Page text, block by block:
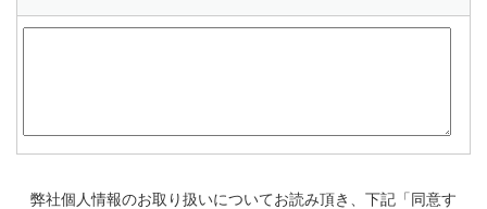
弊社個人情報のお取り扱いについてお読み頂き、下記「同意す